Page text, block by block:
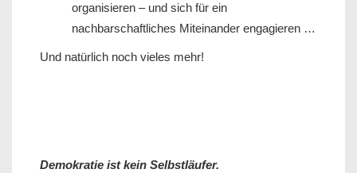
organisieren – und sich für ein
nachbarschaftliches Miteinander engagieren …
Und natürlich noch vieles mehr!
Demokratie ist kein Selbstläufer.